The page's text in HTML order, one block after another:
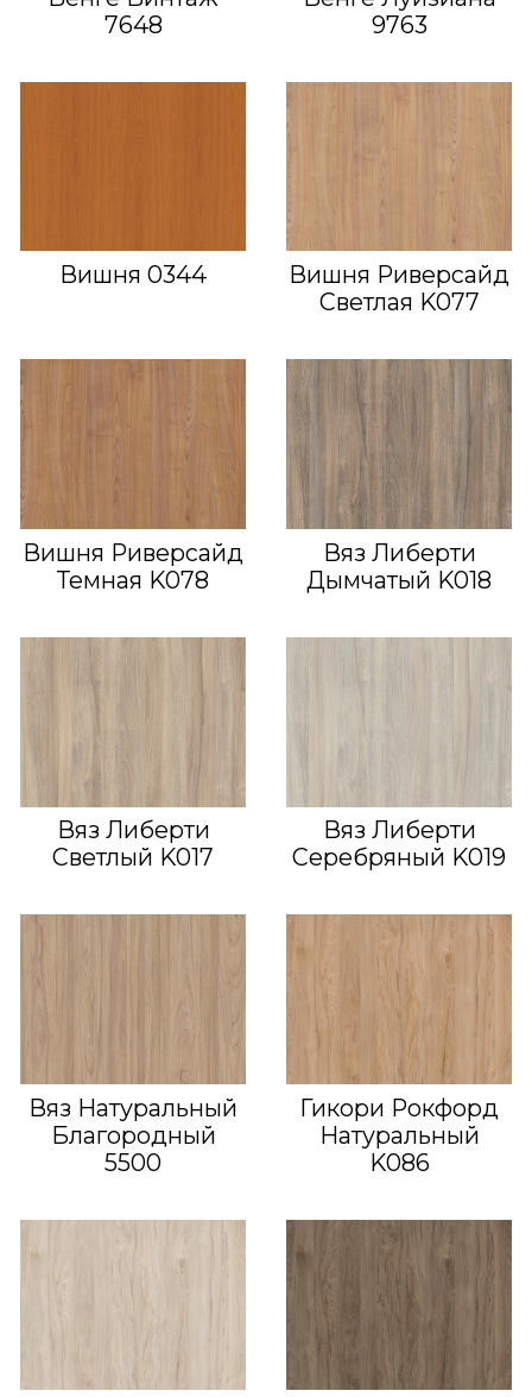
7648
9763
Вишня 0344
Вишня Риверсайд
Светлая K077
Вишня Риверсайд
Темная K078
Вяз Либерти
Дымчатый K018
Вяз Либерти
Светлый K017
Вяз Либерти
Серебряный K019
Вяз Натуральный
Благородный
5500
Гикори Рокфорд
Натуральный
K086